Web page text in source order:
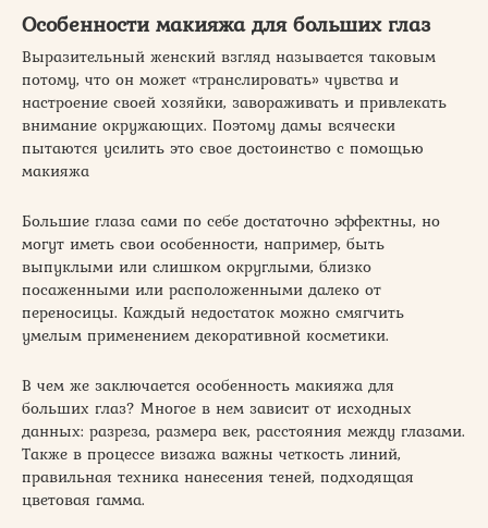
Особенности макияжа для больших глаз
Выразительный женский взгляд называется таковым
потому, что он может «транслировать» чувства и
настроение своей хозяйки, завораживать и привлекать
внимание окружающих. Поэтому дамы всячески
пытаются усилить это свое достоинство с помощью
макияжа
Большие глаза сами по себе достаточно эффектны, но
могут иметь свои особенности, например, быть
выпуклыми или слишком округлыми, близко
посаженными или расположенными далеко от
переносицы. Каждый недостаток можно смягчить
умелым применением декоративной косметики.
В чем же заключается особенность макияжа для
больших глаз? Многое в нем зависит от исходных
данных: разреза, размера век, расстояния между глазами.
Также в процессе визажа важны четкость линий,
правильная техника нанесения теней, подходящая
цветовая гамма.